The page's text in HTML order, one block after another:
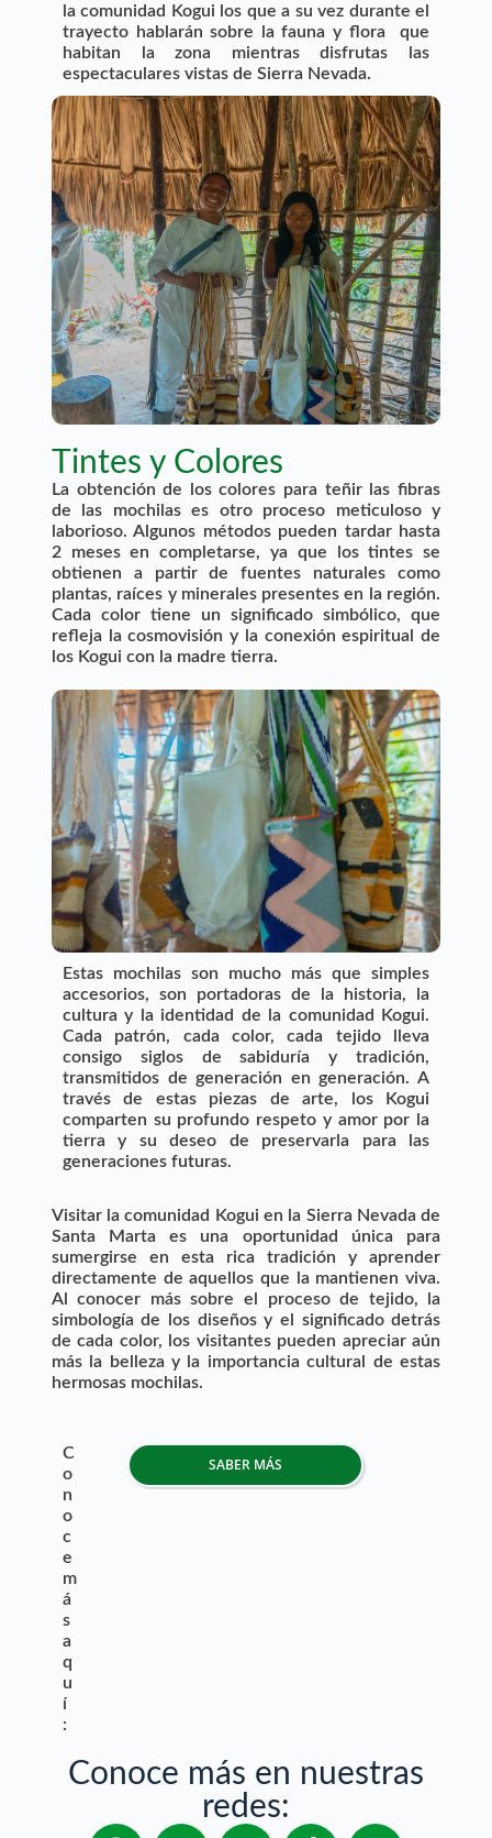
la comunidad Kogui los que a su vez durante el
trayecto hablarán sobre la fauna y flora que
habitan la zona mientras disfrutas las
espectaculares vistas de Sierra Nevada.
Tintes y Colores
La obtención de los colores para teñir las fibras
de las mochilas es otro proceso meticuloso y
laborioso. Algunos métodos pueden tardar hasta
2 meses en completarse, ya que los tintes se
obtienen a partir de fuentes naturales como
plantas, raíces y minerales presentes en la región.
Cada color tiene un significado simbólico, que
refleja la cosmovisión y la conexión espiritual de
los Kogui con la madre tierra.
Estas mochilas son mucho más que simples
accesorios, son portadoras de la historia, la
cultura y la identidad de la comunidad Kogui.
Cada patrón, cada color, cada tejido lleva
consigo siglos de sabiduría y tradición,
transmitidos de generación en generación. A
través de estas piezas de arte, los Kogui
comparten su profundo respeto y amor por la
tierra y su deseo de preservarla para las
generaciones futuras.
Visitar la comunidad Kogui en la Sierra Nevada de
Santa Marta es una oportunidad única para
sumergirse en esta rica tradición y aprender
directamente de aquellos que la mantienen viva.
Al conocer más sobre el proceso de tejido, la
simbología de los diseños y el significado detrás
de cada color, los visitantes pueden apreciar aún
más la belleza y la importancia cultural de estas
hermosas mochilas.
C
o
n
o
c
e
m
á
s
a
q
u
í
:
SABER MÁS
Conoce más en nuestras
redes: